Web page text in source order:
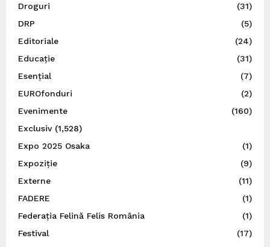
Droguri
(31)
DRP
(5)
Editoriale
(24)
Educație
(31)
Esențial
(7)
EUROfonduri
(2)
Evenimente
(160)
Exclusiv(1,528)
Expo 2025 Osaka
(1)
Expoziție
(9)
Externe
(11)
FADERE
(1)
Federația Felină Felis România
(1)
Festival
(17)